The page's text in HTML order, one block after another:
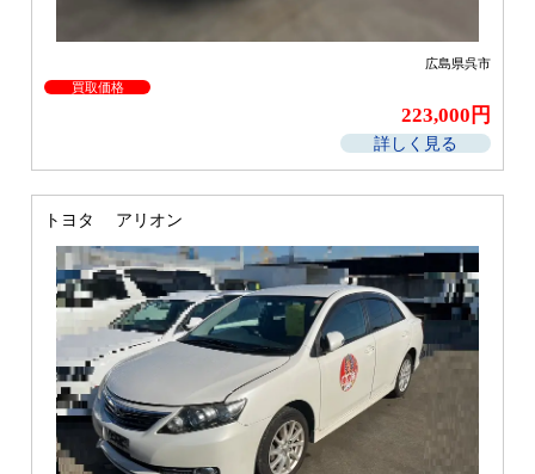
広島県呉市
買取価格
223,000円
詳しく見る
トヨタ アリオン